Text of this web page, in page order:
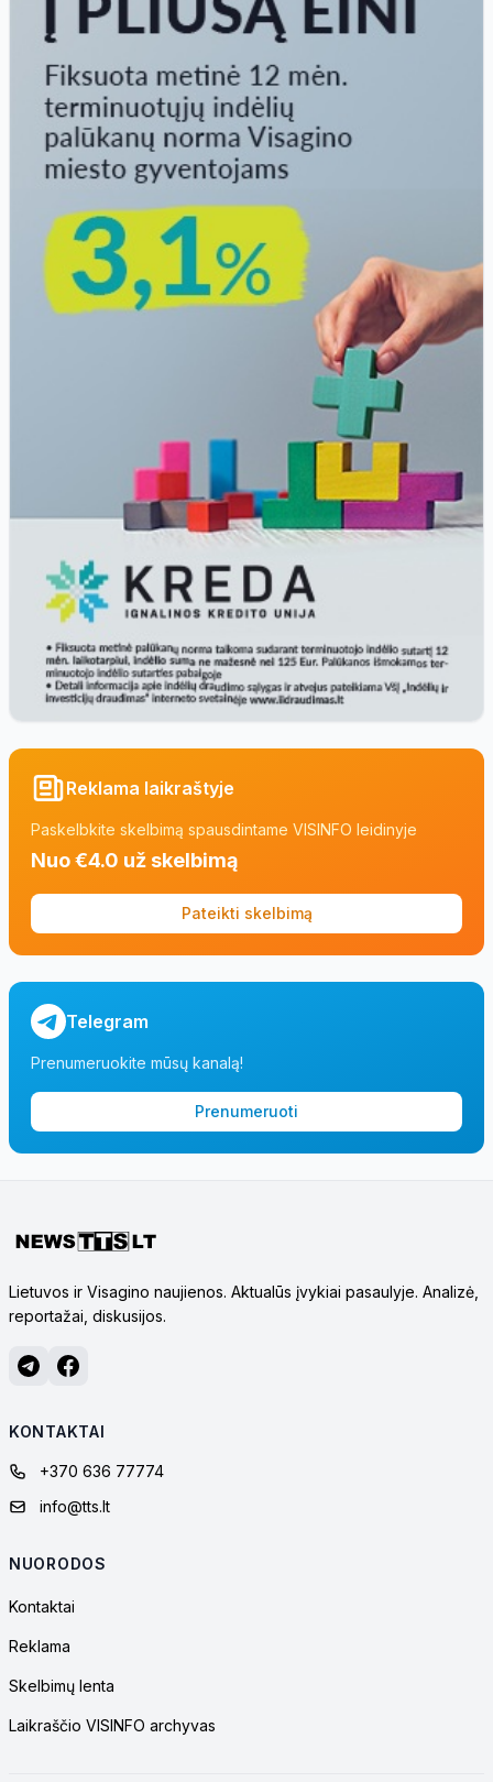
Reklama laikraštyje
Paskelbkite skelbimą spausdintame VISINFO leidinyje
Nuo €4.0 už skelbimą
Pateikti skelbimą
Telegram
Prenumeruokite mūsų kanalą!
Prenumeruoti
Lietuvos ir Visagino naujienos. Aktualūs įvykiai pasaulyje. Analizė,
reportažai, diskusijos.
KONTAKTAI
+370 636 77774
info@tts.lt
NUORODOS
Kontaktai
Reklama
Skelbimų lenta
Laikraščio VISINFO archyvas